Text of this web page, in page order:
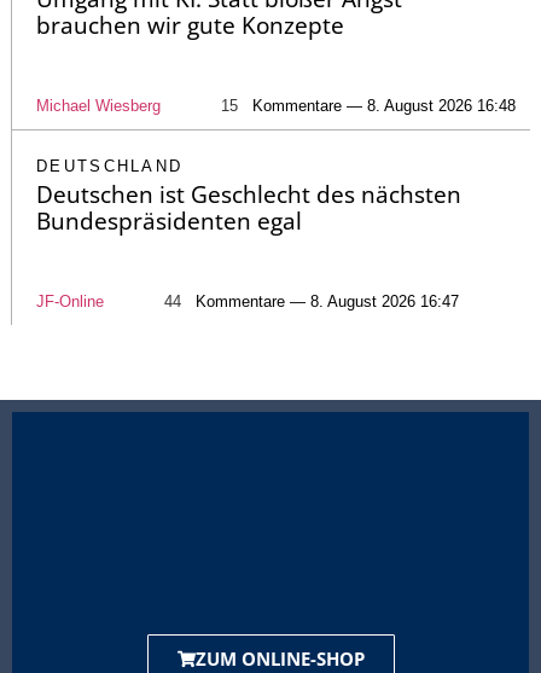
brauchen wir gute Konzepte
Michael Wiesberg 15 Kommentare — 8. August 2026 16:48
DEUTSCHLAND
Deutschen ist Geschlecht des nächsten
Bundespräsidenten egal
JF-Online 44 Kommentare — 8. August 2026 16:47
ZUM ONLINE-SHOP